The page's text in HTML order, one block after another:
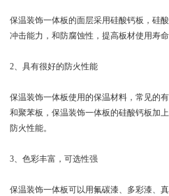
保温装饰一体板的面层采用硅酸钙板，硅
冲击能力，和防腐蚀性，提高板材使用寿命
2、具有很好的防火性能
保温装饰一体板使用的保温材料，常见的
和聚苯板，保温装饰一体板的硅酸钙板加
防火性能。
3、色彩丰富，可选性强
保温装饰一体板可以用氟碳漆、多彩漆、